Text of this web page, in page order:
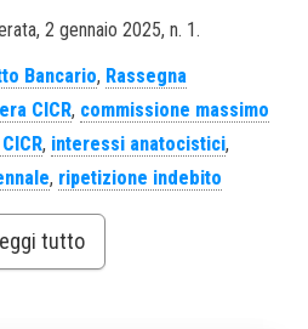
2 gennaio 2025, n. 1.
Bancario, Rassegna
CICR, commissione massimo
, interessi anatocistici,
, ripetizione indebito
tutto